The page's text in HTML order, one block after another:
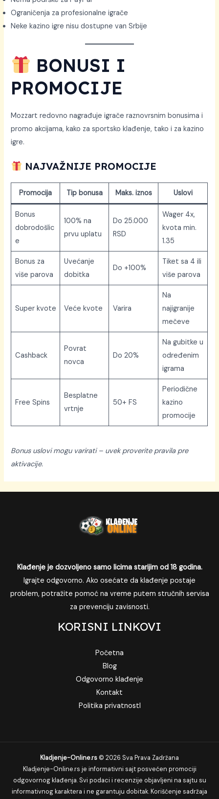
Ograničenja za profesionalne igrače
Neke kazino igre nisu dostupne van Srbije
BONUSI I
PROMOCIJE
Mozzart redovno nagrađuje igrače raznovrsnim bonusima i
promo akcijama, kako za sportsko klađenje, tako i za kazino
igre.
NAJVAŽNIJE PROMOCIJE
Promocija Tip bonusa Maks. iznos Uslovi
Bonus
dobrodošlic
e
100% na
prvu uplatu
Do 25.000
RSD
Wager 4x,
kvota min.
1.35
Bonus za
više parova
Uvećanje
dobitka
Do +100%
Tiket sa 4 ili
više parova
Super kvote Veće kvote Varira
Na
najigranije
mečeve
Cashback
Povrat
novca
Do 20%
Na gubitke u
određenim
igrama
Free Spins
Besplatne
vrtnje
50+ FS
Periodične
kazino
promocije
Bonus uslovi mogu varirati – uvek proverite pravila pre
aktivacije.
Klađenje je dozvoljeno samo licima starijim od 18 godina.
Igrajte odgovorno. Ako osećate da klađenje postaje
problem, potražite pomoć na vreme putem stručnih servisa
za prevenciju zavisnosti.
KORISNI LINKOVI
Početna
Blog
Odgovorno klađenje
Kontakt
Politika privatnostI
Kladjenje-Online.rs © 2026 Sva Prava Zadržana
Kladjenje-Online.rs je informativni sajt posvećen promociji
odgovornog klađenja. Svi podaci i recenzije objavljeni na sajtu su
informativnog karaktera i ne garantuju dobitak. Korišćenje sadržaja